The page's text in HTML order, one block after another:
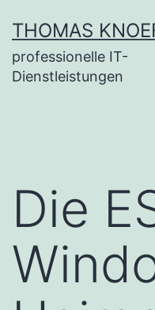
Inhalt
springen
THOMAS
professionelle IT-
Dienstleistungen
Die